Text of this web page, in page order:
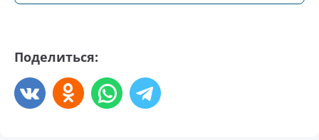
Поделиться: